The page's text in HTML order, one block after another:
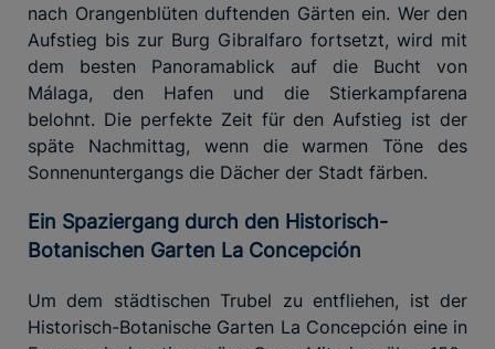
nach Orangenblüten duftenden Gärten ein. Wer den
Aufstieg bis zur Burg Gibralfaro fortsetzt, wird mit
dem besten Panoramablick auf die Bucht von
Málaga, den Hafen und die Stierkampfarena
belohnt. Die perfekte Zeit für den Aufstieg ist der
späte Nachmittag, wenn die warmen Töne des
Sonnenuntergangs die Dächer der Stadt färben.
Ein Spaziergang durch den Historisch-
Botanischen Garten La Concepción
Um dem städtischen Trubel zu entfliehen, ist der
Historisch-Botanische Garten La Concepción eine in